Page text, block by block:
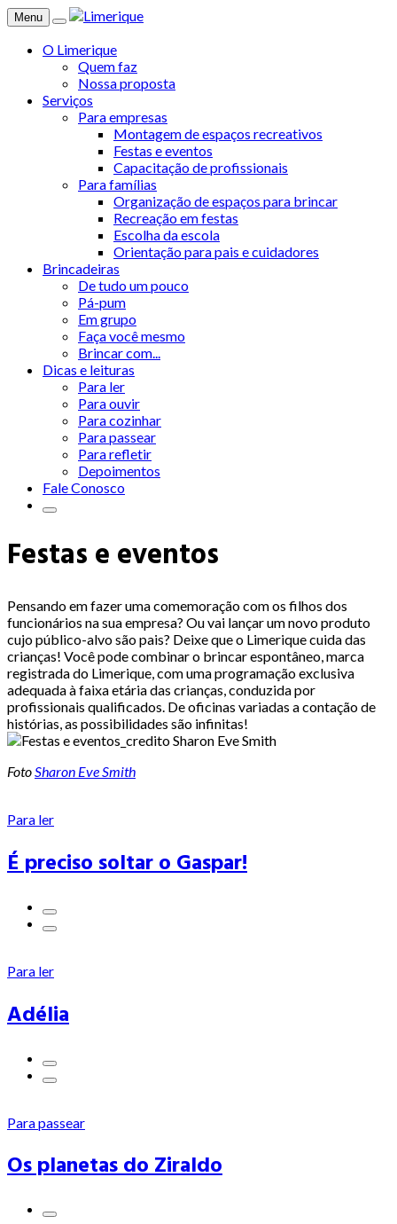
Menu
O Limerique
Quem faz
Nossa proposta
Serviços
Para empresas
Montagem de espaços recreativos
Festas e eventos
Capacitação de profissionais
Para famílias
Organização de espaços para brincar
Recreação em festas
Escolha da escola
Orientação para pais e cuidadores
Brincadeiras
De tudo um pouco
Pá-pum
Em grupo
Faça você mesmo
Brincar com...
Dicas e leituras
Para ler
Para ouvir
Para cozinhar
Para passear
Para refletir
Depoimentos
Fale Conosco
Festas e eventos
Pensando em fazer uma comemoração com os filhos dos
funcionários na sua empresa? Ou vai lançar um novo produto
cujo público-alvo são pais? Deixe que o Limerique cuida das
crianças! Você pode combinar o brincar espontâneo, marca
registrada do Limerique, com uma programação exclusiva
adequada à faixa etária das crianças, conduzida por
profissionais qualificados. De oficinas variadas a contação de
histórias, as possibilidades são infinitas!
FotoSharon Eve Smith
Para ler
É preciso soltar o Gaspar!
Para ler
Adélia
Para passear
Os planetas do Ziraldo